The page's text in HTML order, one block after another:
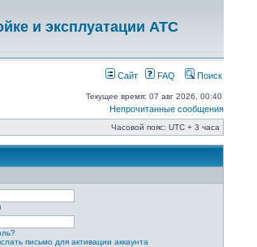
и эксплуатации АТС
Сайт FAQ Поиск
Текущее время: 07 авг 2026, 00:40
Непрочитанные сообщения
Часовой пояс: UTC + 3 часа
письмо для активации аккаунта